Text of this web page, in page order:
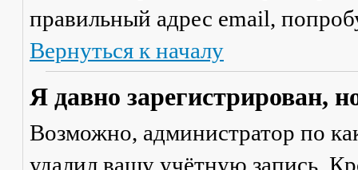
правильный адрес email,
Вернуться к началу
Я давно зарегистрирован,
Возможно, администратор по
удалил вашу учётную запись.